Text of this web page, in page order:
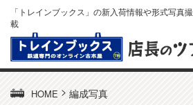
「トレインブックス」の新入荷情報や形式写真
載
HOME > 編成写真